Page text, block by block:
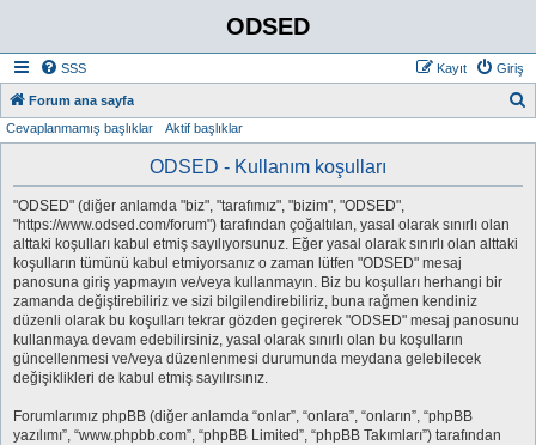
ODSED
SSS Giriş
Kayıt
Forum ana sayfa
Cevaplanmamış başlıklar Aktif başlıklar
ODSED - Kullanım koşulları
"ODSED" (diğer anlamda "biz", "tarafımız", "bizim", "ODSED",
"https://www.odsed.com/forum") tarafından çoğaltılan, yasal olarak sınırlı olan
alttaki koşulları kabul etmiş sayılıyorsunuz. Eğer yasal olarak sınırlı olan alttaki
koşulların tümünü kabul etmiyorsanız o zaman lütfen "ODSED" mesaj
panosuna giriş yapmayın ve/veya kullanmayın. Biz bu koşulları herhangi bir
zamanda değiştirebiliriz ve sizi bilgilendirebiliriz, buna rağmen kendiniz
düzenli olarak bu koşulları tekrar gözden geçirerek "ODSED" mesaj panosunu
kullanmaya devam edebilirsiniz, yasal olarak sınırlı olan bu koşulların
güncellenmesi ve/veya düzenlenmesi durumunda meydana gelebilecek
değişiklikleri de kabul etmiş sayılırsınız.
Forumlarımız phpBB (diğer anlamda “onlar”, “onlara”, “onların”, “phpBB
yazılımı”, “www.phpbb.com”, “phpBB Limited”, “phpBB Takımları”) tarafından